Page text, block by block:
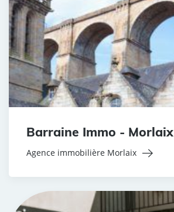
Barraine Immo - Morlaix
Agence immobilière Morlaix